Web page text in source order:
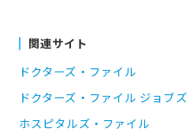
関連サイト
ドクターズ・ファイル
ドクターズ・ファイル ジョブズ
ホスピタルズ・ファイル